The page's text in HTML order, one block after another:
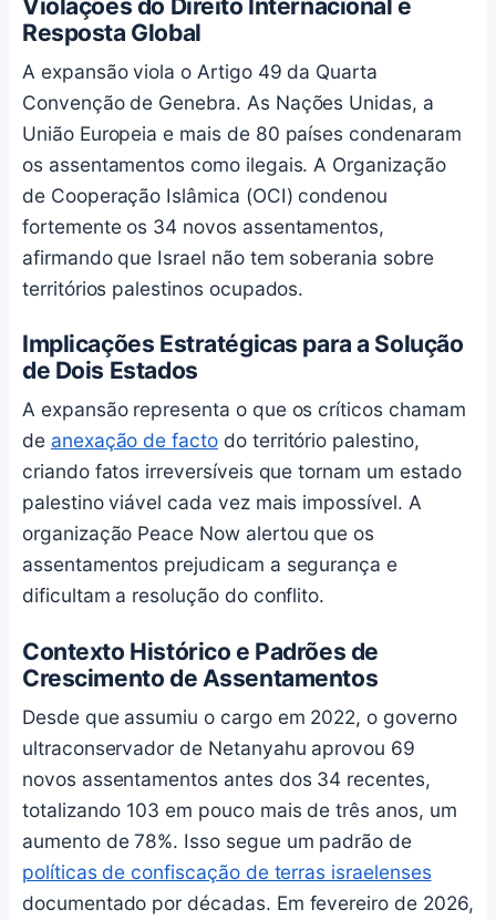
Violações do Direito Internacional e
Resposta Global
A expansão viola o Artigo 49 da Quarta
Convenção de Genebra. As Nações Unidas, a
União Europeia e mais de 80 países condenaram
os assentamentos como ilegais. A Organização
de Cooperação Islâmica (OCI) condenou
fortemente os 34 novos assentamentos,
afirmando que Israel não tem soberania sobre
territórios palestinos ocupados.
Implicações Estratégicas para a Solução
de Dois Estados
A expansão representa o que os críticos chamam
de anexação de factodo território palestino,
criando fatos irreversíveis que tornam um estado
palestino viável cada vez mais impossível. A
organização Peace Now alertou que os
assentamentos prejudicam a segurança e
dificultam a resolução do conflito.
Contexto Histórico e Padrões de
Crescimento de Assentamentos
Desde que assumiu o cargo em 2022, o governo
ultraconservador de Netanyahu aprovou 69
novos assentamentos antes dos 34 recentes,
totalizando 103 em pouco mais de três anos, um
aumento de 78%. Isso segue um padrão de
políticas de confiscação de terras israelenses
documentado por décadas. Em fevereiro de 2026,